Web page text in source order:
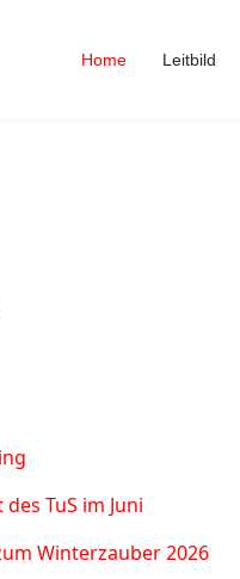
Home Leitbild
TuS im Juni
Winterzauber 2026